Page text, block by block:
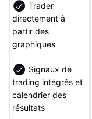
Trader
directement à
partir des
graphiques
Signaux de
trading intégrés et
calendrier des
résultats